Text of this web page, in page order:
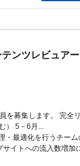
ンツレビュア
を募集します。 完全
） 5－6月...
・最適化を行うチー
イトへの流入数増加